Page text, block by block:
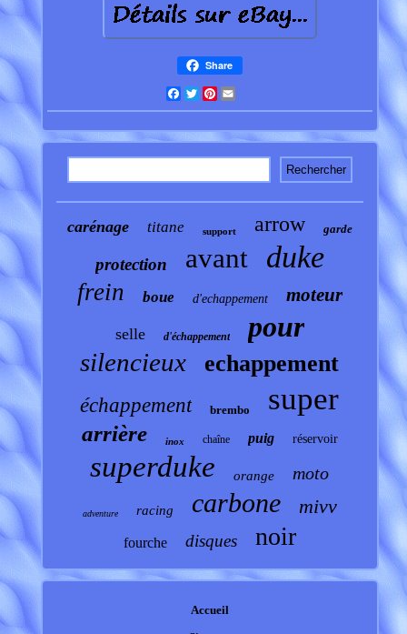
Share
Facebook
TwitterPinterest
carénage titane support arrow garde
protection avant duke
frein boue d'echappement moteur
selle d'échappement pour
silencieux echappement
échappement brembo super
arrière inox chaîne puig réservoir
superduke orange moto
adventure racing carbone mivv
fourche disques noir
Accueil